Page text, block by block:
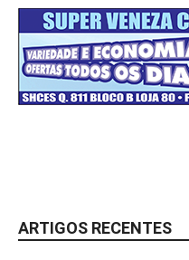
ARTIGOS RECENTES